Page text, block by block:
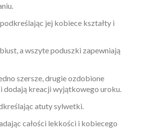
jej kobiece kształty i
a wszyte poduszki zapewniają
szersze, drugie ozdobione
dodają kreacji wyjątkowego uroku.
atuty sylwetki.
całości lekkości i kobiecego